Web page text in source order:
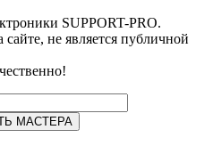
SUPPORT-PRO.
не является публичной
МАСТЕРА